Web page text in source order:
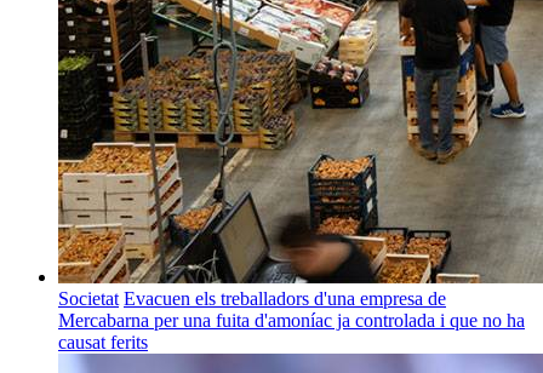
Societat Evacuen els treballadors d'una empresa de
Mercabarna per una fuita d'amoníac ja controlada i que no ha
causat ferits